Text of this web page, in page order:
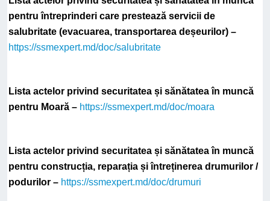
pentru întreprinderi care prestează servicii de
salubritate (evacuarea, transportarea deșeurilor) –
https://ssmexpert.md/doc/salubritate
Lista actelor privind securitatea și sănătatea în muncă
pentru Moară – https://ssmexpert.md/doc/moara
Lista actelor privind securitatea și sănătatea în muncă
pentru construcția, reparația și întreținerea drumurilor /
podurilor – https://ssmexpert.md/doc/drumuri